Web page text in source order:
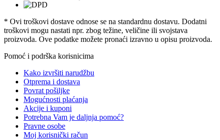
* Ovi troškovi dostave odnose se na standardnu ​​dostavu. Dodatni
troškovi mogu nastati npr. zbog težine, veličine ili svojstava
proizvoda. Ove podatke možete pronaći izravno u opisu proizvoda.
Pomoć i podrška korisnicima
Kako izvršiti narudžbu
Otprema i dostava
Povrat pošiljke
Mogućnosti plaćanja
Akcije i kuponi
Potrebna Vam je daljnja pomoć?
Pravne osobe
Moj korisnički račun